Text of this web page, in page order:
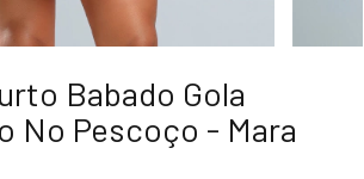
Babado Gola
No Pescoço - Mara